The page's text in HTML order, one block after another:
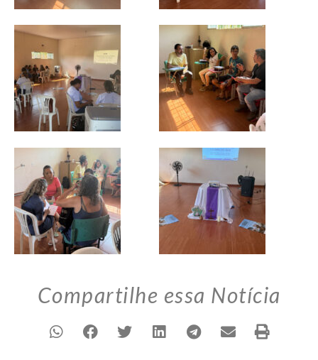
Compartilhe essa Notícia